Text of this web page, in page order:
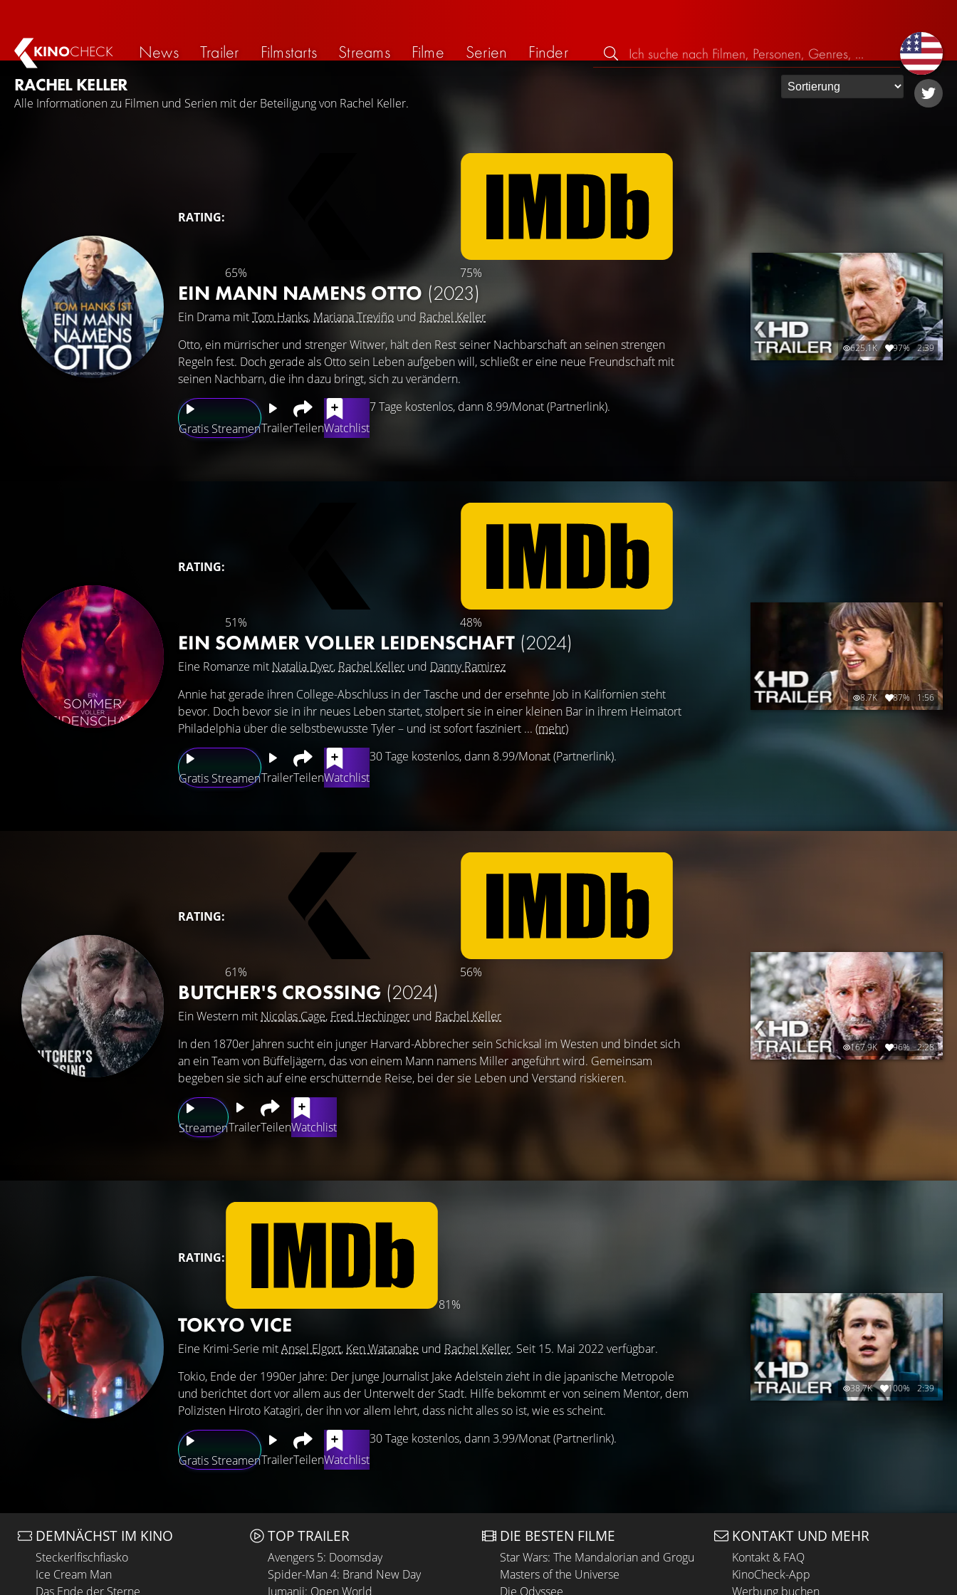
KINOCHECK News Trailer Filmstarts Streams Filme Serien
Finder
RACHEL KELLER
Alle Informationen zu Filmen und Serien mit der Beteiligung von Rachel Keller.
RATING:
65% 75%
EIN MANN NAMENS OTTO (2023)
Ein Drama mitTom Hanks, Mariana Treviño und Rachel Keller
Gratis StreamenTrailerTeilenWatchlist
7 Tage kostenlos, dann 8.99/Monat (Partnerlink).
Otto, ein mürrischer und strenger Witwer, hält den Rest seiner Nachbarschaft an seinen strengen
Regeln fest. Doch gerade als Otto sein Leben aufgeben will, schließt er eine neue Freundschaft mit
seinen Nachbarn, die ihn dazu bringt, sich zu verändern.
625.1K 97% 2:39
RATING:
51% 48%
EIN SOMMER VOLLER LEIDENSCHAFT (2024)
Eine Romanze mit Natalia Dyer, Rachel Keller und Danny Ramirez
Gratis StreamenTrailerTeilenWatchlist
30 Tage kostenlos, dann 8.99/Monat (Partnerlink).
Annie hat gerade ihren College-Abschluss in der Tasche und der ersehnte Job in Kalifornien steht
bevor. Doch bevor sie in ihr neues Leben startet, stolpert sie in einer kleinen Bar in ihrem Heimatort
Philadelphia über die selbstbewusste Tyler – und ist sofort fasziniert ... (mehr)
8.7K 87% 1:56
RATING:
61% 56%
BUTCHER'S CROSSING (2024)
Ein Western mit Nicolas Cage, Fred Hechinger und Rachel Keller
StreamenTrailerTeilenWatchlist
In den 1870er Jahren sucht ein junger Harvard-Abbrecher sein Schicksal im Westen und bindet sich
an ein Team von Büffeljägern, das von einem Mann namens Miller angeführt wird. Gemeinsam
begeben sie sich auf eine erschütternde Reise, bei der sie Leben und Verstand riskieren.
167.9K 96% 2:28
RATING:
81%
TOKYO VICE
Eine Krimi-Serie mitAnsel Elgort, Ken Watanabe und Rachel Keller. Seit 15. Mai 2022 verfügbar.
Gratis StreamenTrailerTeilenWatchlist
30 Tage kostenlos, dann 3.99/Monat (Partnerlink).
Tokio, Ende der 1990er Jahre: Der junge Journalist Jake Adelstein zieht in die japanische Metropole
und berichtet dort vor allem aus der Unterwelt der Stadt. Hilfe bekommt er von seinem Mentor, dem
Polizisten Hiroto Katagiri, der ihn vor allem lehrt, dass nicht alles so ist, wie es scheint.
38.7K 100% 2:39
DEMNÄCHST IM KINO
Steckerlfischfiasko
Ice Cream Man
Das Ende der Sterne
TOP TRAILER
Avengers 5: Doomsday
Spider-Man 4: Brand New Day
Jumanji: Open World
DIE BESTEN FILME
Star Wars: The Mandalorian and Grogu
Masters of the Universe
Die Odyssee
KONTAKT UND MEHR
Kontakt & FAQ
KinoCheck-App
Werbung buchen